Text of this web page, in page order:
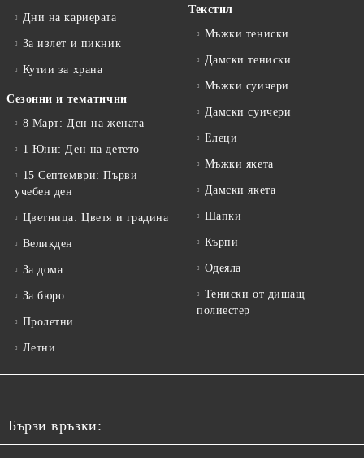
Дни на кариерата
За излет и пикник
Кутии за храна
Сезонни и тематични
8 Март: Ден на жената
1 Юни: Ден на детето
15 Септември: Първи
учебен ден
Цветница: Цветя и градина
Великден
За дома
За бюро
Пролетни
Летни
Текстил
Мъжки тениски
Дамски тениски
Мъжки суичери
Дамски суичери
Елеци
Мъжки якета
Дамски якета
Шапки
Кърпи
Одеяла
Тениски от дишащ
полиестер
Бързи връзки: